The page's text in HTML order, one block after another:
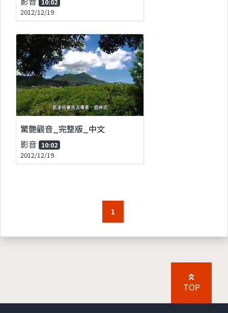
2012/12/19
驚艷觀音_完整版_中文
影音 10:02
2012/12/19
1
TOP